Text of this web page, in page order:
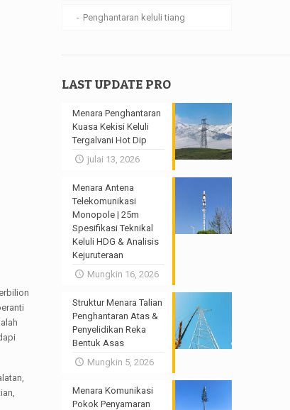
Penghantaran keluli tiang
LAST UPDATE PRO
Menara Penghantaran
Kuasa Kekisi Keluli
Tergalvani Hot Dip
julai 13, 2026
Menara Antena
Telekomunikasi
Monopole | 25m
Spesifikasi Teknikal
Keluli HDG & Analisis
Kejuruteraan
Mungkin 16, 2026
Struktur Menara Talian
Penghantaran Atas &
Penyelidikan Reka
Bentuk Asas
Mungkin 5, 2026
Menara Komunikasi
Pokok Penyamaran